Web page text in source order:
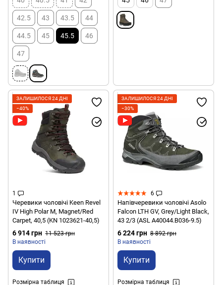
42.5 43 43.5 44
44.5 45 45.5 46
47
ЗАЛИШИЛОСЯ 24 ДНІ
−40%
1
Черевики чоловічі Keen Revel
IV High Polar M, Magnet/Red
Carpet, 40,5 (KN 1023621-40,5)
6 914 грн 11 523 грн
В наявності
Купити
Розмірна таблиця
ЗАЛИШИЛОСЯ 24 ДНІ
−30%
6
Напівчеревики чоловічі Asolo
Falcon LTH GV, Grey/Light Black,
43 2/3 (ASL A40044.B036-9.5)
6 224 грн 8 892 грн
В наявності
Купити
Розмірна таблиця